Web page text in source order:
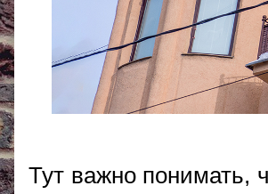
Тут важно понимать,